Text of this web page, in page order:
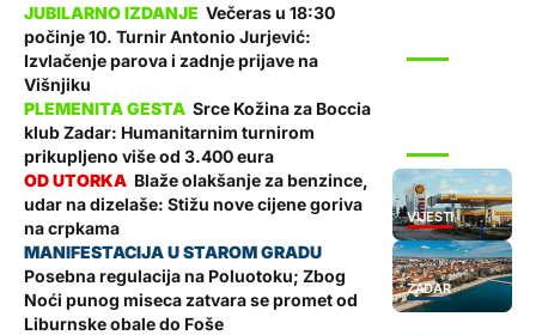
Večeras u 18:30
počinje 10. Turnir Antonio Jurjević:
Izvlačenje parova i zadnje prijave na
Višnjiku
Srce Kožina za Boccia
klub Zadar: Humanitarnim turnirom
prikupljeno više od 3.400 eura
VIJESTI
Blaže olakšanje za benzince,
udar na dizelaše: Stižu nove cijene goriva
na crpkama
ZADAR
Posebna regulacija na Poluotoku; Zbog
Noći punog miseca zatvara se promet od
Liburnske obale do Foše